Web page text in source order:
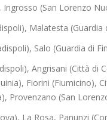
Ingrosso (San Lorenzo
Malatesta (Guardia
Salo (Guardia di
Angrisani (Città di
Fiorini (Fiumicino),
Provenzano (San
La Rosa, Panunzi